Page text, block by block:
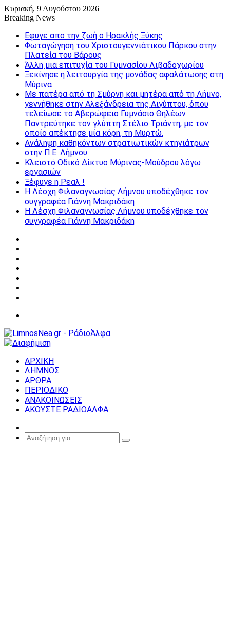
Κυριακή, 9 Αυγούστου 2026
Breaking News
Εφυγε απο την ζωή o Ηρακλής Ξύκης
Φωταγώγηση του Χριστουγεννιάτικου Πάρκου στην
Πλατεία του Βάρους
Άλλη μια επιτυχία του Γυμνασίου Λιβαδοχωρίου
Ξεκίνησε η λειτουργία της μονάδας αφαλάτωσης στη
Μύρινα
Με πατέρα από τη Σμύρνη και μητέρα από τη Λήμνο,
γεννήθηκε στην Αλεξάνδρεια της Αιγύπτου, όπου
τελείωσε το Αβερώφειο Γυμνάσιο Θηλέων.
Παντρεύτηκε τον γλύπτη Στέλιο Τριάντη, με τον
οποίο απέκτησε μία κόρη, τη Μυρτώ.
Ανάληψη καθηκόντων στρατιωτικών κτηνιάτρων
στην Π.Ε. Λήμνου
Κλειστό Οδικό Δίκτυο Μύρινας-Μούδρου λόγω
εργασιών
Ξέφυγε η Ρεαλ !
Η Λέσχη Φιλαναγνωσίας Λήμνου υποδέχθηκε τον
συγγραφέα Γιάννη Μακριδάκη
Η Λέσχη Φιλαναγνωσίας Λήμνου υποδέχθηκε τον
συγγραφέα Γιάννη Μακριδάκη
ΑΡΧΙΚΗ
ΛΗΜΝΟΣ
ΑΡΘΡΑ
ΠΕΡΙΟΔΙΚΟ
ΑΝΑΚΟΙΝΩΣΕΙΣ
ΑΚΟΥΣΤΕ ΡΑΔΙΟΑΛΦΑ
Article
Αναζήτηση